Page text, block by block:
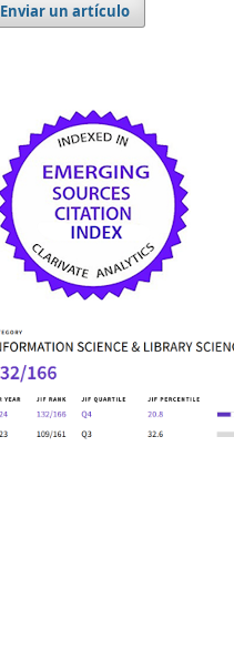
Enviar un artículo